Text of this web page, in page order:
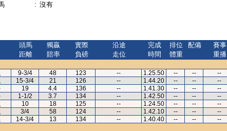
: 沒有
頭馬
距離
獨贏
賠率
實際
負磅
沿途
走位
完成
時間
排位
體重
配備
賽事
重播
9-3/4 48 123 -- 1.25.50 -- --
--
15-3/4 21 126 -- 1.44.20 -- --
--
19 4.4 136 -- 1.41.30 -- --
--
1-1/2 3.7 134 -- 1.42.50 -- --
--
10 18 125 -- 1.24.50 -- --
--
3/4 58 124 -- 1.42.10 -- --
--
14-3/4 13 134 -- 1.40.40 -- --
--